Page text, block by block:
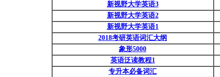
新视野大学英语3
新视野大学英语2
新视野大学英语1
2018考研英语词汇大纲
象形5000
英语泛读教程1
专升本必备词汇